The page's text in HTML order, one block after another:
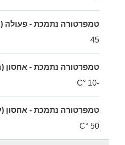
טמפרטורה נתמכת - פעולה
45
טמפרטורה נתמכת - אחסון
-10 °C
טמפרטורה נתמכת - אחסון
50 °C